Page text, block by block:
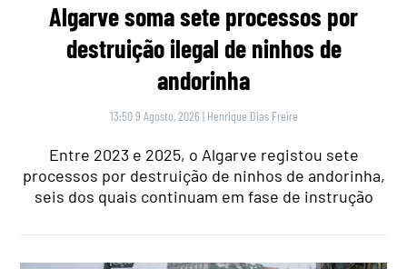
Algarve soma sete processos por
destruição ilegal de ninhos de
andorinha
13:50 9 Agosto, 2026 | Henrique Dias Freire
Entre 2023 e 2025, o Algarve registou sete
processos por destruição de ninhos de andorinha,
seis dos quais continuam em fase de instrução